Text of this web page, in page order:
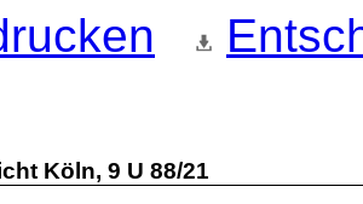
Köln, 9 U 88/21